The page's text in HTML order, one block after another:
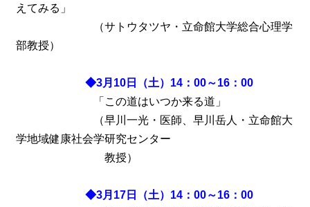
えてみる」
（サトウタツヤ・立命館大学総合心理学
部教授）
◆3月10日（土）14：00～16：00
「この道はいつか来る道」
（早川一光・医師、早川岳人・立命館大
学地域健康社会学研究センター
教授）
◆3月17日（土）14：00～16：00